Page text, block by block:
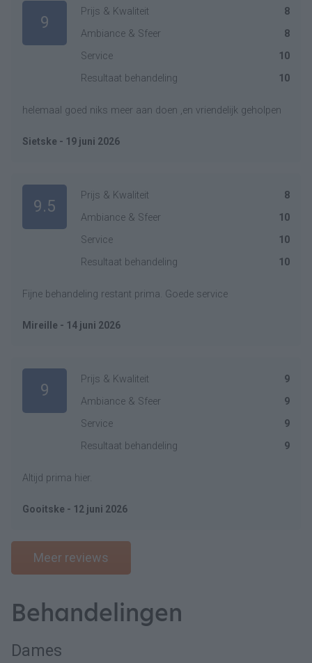
9
Prijs & Kwaliteit
8
Ambiance & Sfeer
8
Service
10
Resultaat behandeling
10
helemaal goed niks meer aan doen ,en vriendelijk geholpen
Sietske - 19 juni 2026
9.5
Prijs & Kwaliteit
8
Ambiance & Sfeer
10
Service
10
Resultaat behandeling
10
Fijne behandeling restant prima. Goede service
Mireille - 14 juni 2026
9
Prijs & Kwaliteit
9
Ambiance & Sfeer
9
Service
9
Resultaat behandeling
9
Altijd prima hier.
Gooitske - 12 juni 2026
Meer reviews
Behandelingen
Dames